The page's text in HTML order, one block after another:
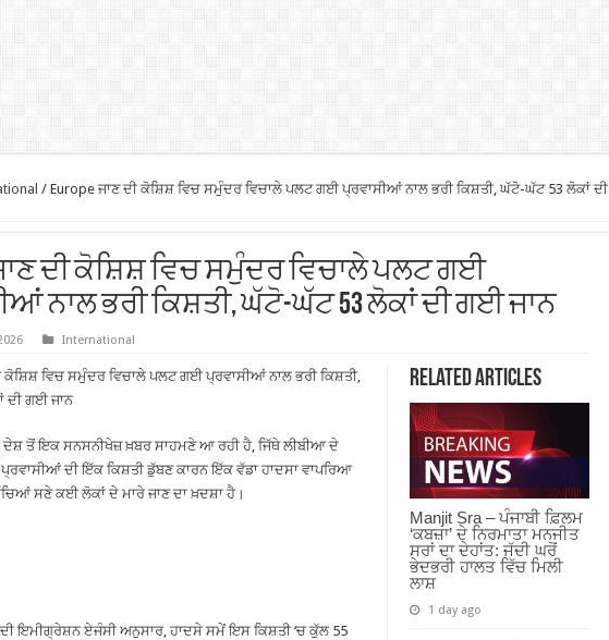
/ Europe ਜਾਣ ਦੀ ਕੋਸ਼ਿਸ਼ ਵਿਚ ਸਮੁੰਦਰ ਵਿਚਾਲੇ ਪਲਟ ਗਈ ਪ੍ਰਵਾਸੀਆਂ ਨਾਲ ਭਰੀ ਕਿਸ਼ਤੀ, ਘੱਟੋ-ਘੱਟ 53 ਲੋਕਾਂ ਦੀ
ਜਾਣ ਦੀ ਕੋਸ਼ਿਸ਼ ਵਿਚ ਸਮੁੰਦਰ ਵਿਚਾਲੇ ਪਲਟ ਗਈ
ਨਾਲ ਭਰੀ ਕਿਸ਼ਤੀ, ਘੱਟੋ-ਘੱਟ 53 ਲੋਕਾਂ ਦੀ ਗਈ ਜਾਨ
International
Related Articles
Manjit Sra – ਪੰਜਾਬੀ ਫ਼ਿਲਮ
‘ਕਬਜ਼ਾ’ ਦੇ ਨਿਰਮਾਤਾ ਮਨਜੀਤ
ਸਰਾਂ ਦਾ ਦੇਹਾਂਤ: ਜੱਦੀ ਘਰੋਂ
ਭੇਦਭਰੀ ਹਾਲਤ ਵਿੱਚ ਮਿਲੀ
ਲਾਸ਼
1 day ago
ਕੋਸ਼ਿਸ਼ ਵਿਚ ਸਮੁੰਦਰ ਵਿਚਾਲੇ ਪਲਟ ਗਈ ਪ੍ਰਵਾਸੀਆਂ ਨਾਲ ਭਰੀ ਕਿਸ਼ਤੀ,
ਦੀ ਗਈ ਜਾਨ
ਦੇਸ਼ ਤੋਂ ਇਕ ਸਨਸਨੀਖੇਜ਼ ਖ਼ਬਰ ਸਾਹਮਣੇ ਆ ਰਹੀ ਹੈ, ਜਿੱਥੇ ਲੀਬੀਆ ਦੇ
ਦੀ ਇੱਕ ਕਿਸ਼ਤੀ ਡੁੱਬਣ ਕਾਰਨ ਇੱਕ ਵੱਡਾ ਹਾਦਸਾ ਵਾਪਰਿਆ
ਸਣੇ ਕਈ ਲੋਕਾਂ ਦੇ ਮਾਰੇ ਜਾਣ ਦਾ ਖ਼ਦਸ਼ਾ ਹੈ।
ਇਮੀਗ੍ਰੇਸ਼ਨ ਏਜੰਸੀ ਅਨੁਸਾਰ, ਹਾਦਸੇ ਸਮੇਂ ਇਸ ਕਿਸ਼ਤੀ ‘ਚ ਕੁੱਲ 55